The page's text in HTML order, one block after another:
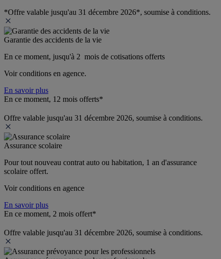
*Offre valable jusqu'au 31 décembre 2026*, soumise à conditions.
Garantie des accidents de la vie
En ce moment, jusqu'à 2  mois de cotisations offerts
Voir conditions en agence.
En savoir plus
En ce moment, 12 mois offerts*
Offre valable jusqu'au 31 décembre 2026, soumise à conditions.
Assurance scolaire
Pour tout nouveau contrat auto ou habitation, 1 an d'assurance
scolaire offert.
Voir conditions en agence
En savoir plus
En ce moment, 2 mois offert*
Offre valable jusqu'au 31 décembre 2026, soumise à conditions.